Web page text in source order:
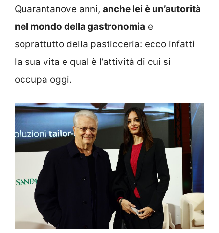
Quarantanove anni, anche lei è un’autorità
nel mondo della gastronomia e
soprattutto della pasticceria: ecco infatti
la sua vita e qual è l’attività di cui si
occupa oggi.